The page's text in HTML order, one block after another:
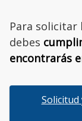
Para
debes
encontrarás